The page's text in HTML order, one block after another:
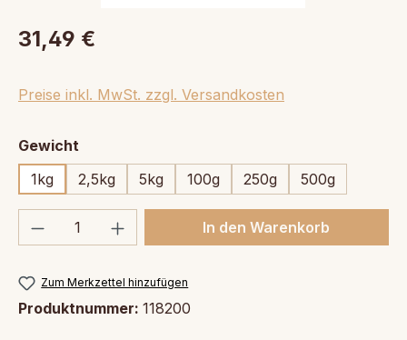
31,49 €
Preise inkl. MwSt. zzgl. Versandkosten
Gewicht
1kg
2,5kg 5kg 100g 250g 500g
Produkt Anzahl: Gib denIn den Warenkorb
Zum Merkzettel hinzufügen
Produktnummer: 118200